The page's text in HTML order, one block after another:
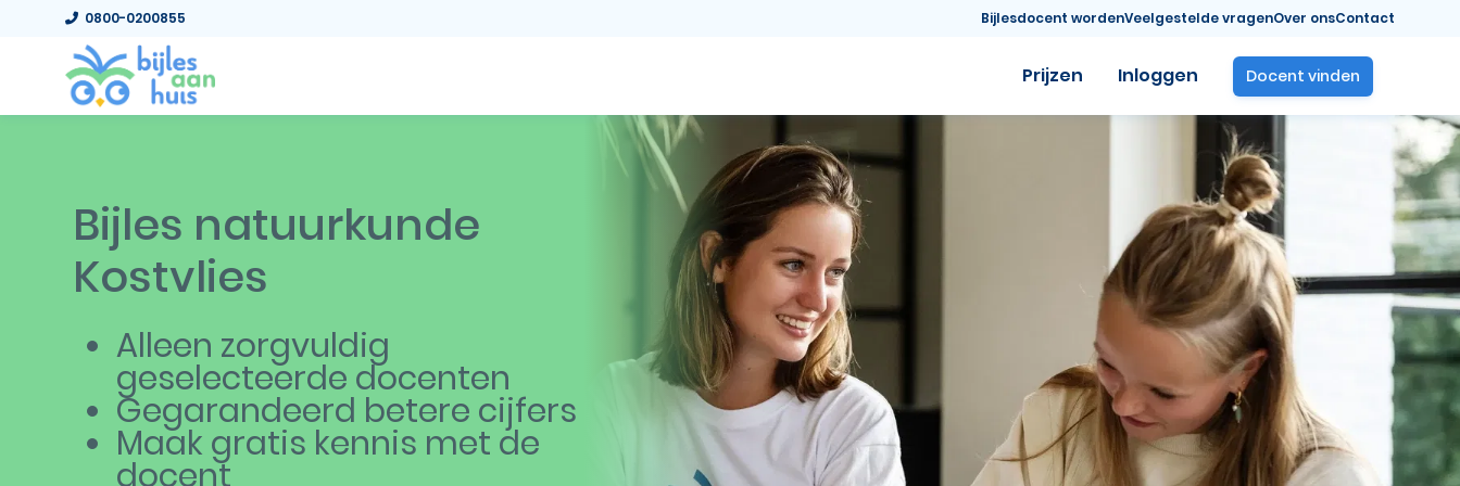
0800-0200855 Bijlesdocent wordenVeelgestelde vragenOver onsContact
Prijzen Inloggen Docent vinden
Bijles natuurkunde
Kostvlies
Alleen zorgvuldig
geselecteerde docenten
Gegarandeerd betere cijfers
Maak gratis kennis met de
docent